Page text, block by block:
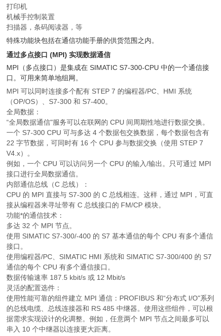
打印机
机械手控制装置
扫描器，条码阅读器，等
特殊功能块包括在通信功能手册的供货范围之内。
通过多点接口 (MPI) 实现数据通信
MPI（多点接口）是集成在 SIMATIC S7-300-CPU 中的一个通信接
口。可用来简单地组网。
MPI 可以同时连接多个配有 STEP 7 的编程器/PC、HMI 系统
（OP/OS）、S7-300 和 S7-400。
全局数据：
“全局数据通信"服务可以在联网的 CPU 间周期性地进行数据交换。
一个 S7-300 CPU 可与多达 4 个数据包交换数据，每个数据包含有
22 字节数据，可同时有 16 个 CPU 参与数据交换（使用 STEP 7
V4.x）。
例如，一个 CPU 可以访问另一个 CPU 的输入/输出。只可通过 MPI
接口进行全局数据通信。
内部通信总线（C 总线）：
CPU 的 MPI 直接与 S7-300 的 C 总线相连。这样，通过 MPI，可直
接从编程器来寻址带有 C 总线接口的 FM/CP 模块。
功能*的通信技术：
多达 32 个 MPI 节点。
使用 SIMATIC S7-300/-400 的 S7 基本通信的每个 CPU 有多个通信
接口。
使用编程器/PC、SIMATIC HMI 系统和 SIMATIC S7-300/400 的 S7
通信的每个 CPU 有多个通信接口。
数据传输速率 187.5 kbit/s 或 12 Mbit/s
灵活的配置选件：
使用性能可靠的组件建立 MPI 通信：PROFIBUS 和“分布式 I/O"系列
的总线电缆、总线连接器和 RS 485 中继器。使用这些组件，可以根
据需求实现设计的化调整。例如，任意两个 MPI 节点之间最多可以
串入 10 个中继器以连接更大距离。